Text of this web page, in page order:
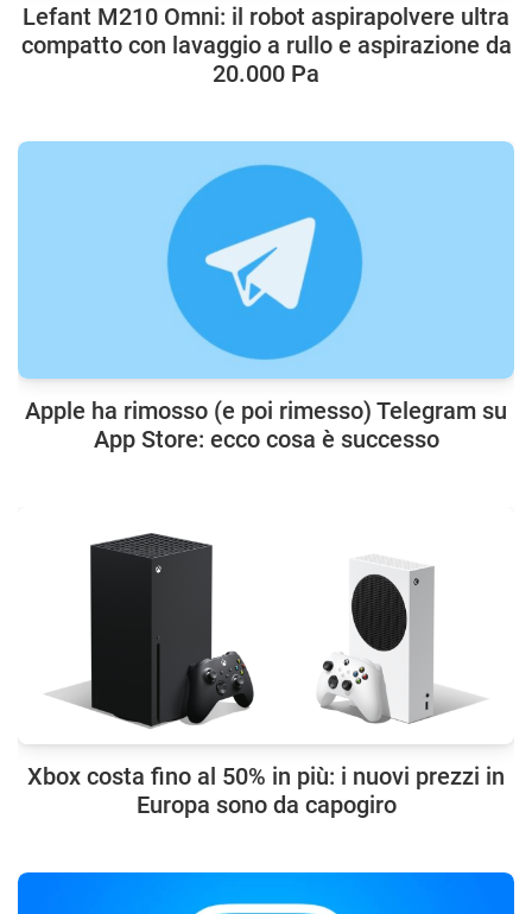
Lefant M210 Omni: il robot aspirapolvere ultra
compatto con lavaggio a rullo e aspirazione da
20.000 Pa
Apple ha rimosso (e poi rimesso) Telegram su
App Store: ecco cosa è successo
Xbox costa fino al 50% in più: i nuovi prezzi in
Europa sono da capogiro